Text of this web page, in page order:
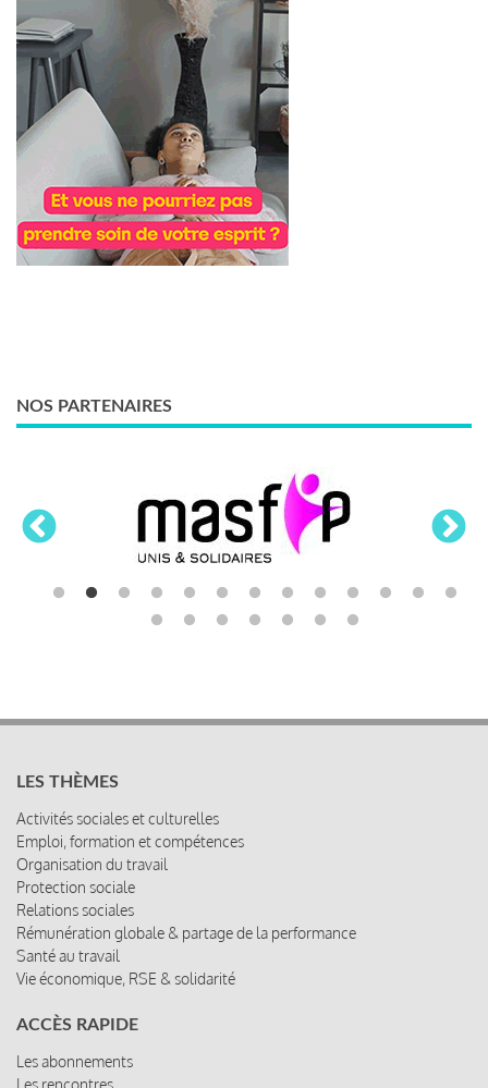
NOS PARTENAIRES
LES THÈMES
Activités sociales et culturelles
Emploi, formation et compétences
Organisation du travail
Protection sociale
Relations sociales
Rémunération globale & partage de la performance
Santé au travail
Vie économique, RSE & solidarité
ACCÈS RAPIDE
Les abonnements
Les rencontres